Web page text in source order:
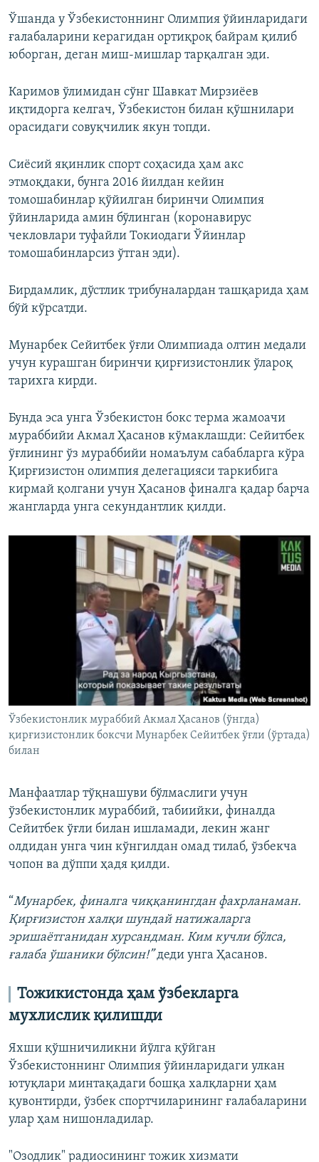
Ўшанда у Ўзбекистоннинг Олимпия ўйинларидаги
ғалабаларини керагидан ортиқроқ байрам қилиб
юборган, деган миш-мишлар тарқалган эди.
Каримов ўлимидан сўнг Шавкат Мирзиёев
иқтидорга келгач, Ўзбекистон билан қўшнилари
орасидаги совуқчилик якун топди.
Сиёсий яқинлик спорт соҳасида ҳам акс
этмоқдаки, бунга 2016 йилдан кейин
томошабинлар қўйилган биринчи Олимпия
ўйинларида амин бўлинган (коронавирус
чекловлари туфайли Токиодаги Ўйинлар
томошабинларсиз ўтган эди).
Бирдамлик, дўстлик трибуналардан ташқарида ҳам
бўй кўрсатди.
Мунарбек Сейитбек ўғли Олимпиада олтин медали
учун курашган биринчи қирғизистонлик ўлароқ
тарихга кирди.
Бунда эса унга Ўзбекистон бокс терма жамоачи
мураббийи Акмал Ҳасанов кўмаклашди: Сейитбек
ўғлининг ўз мураббийи номаълум сабабларга кўра
Қирғизистон олимпия делегацияси таркибига
кирмай қолгани учун Ҳасанов финалга қадар барча
жангларда унга секундантлик қилди.
Ўзбекистонлик мураббий Акмал Ҳасанов (ўнгда)
қирғизистонлик боксчи Мунарбек Сейитбек ўғли (ўртада)
билан
Манфаатлар тўқнашуви бўлмаслиги учун
ўзбекистонлик мураббий, табиийки, финалда
Сейитбек ўғли билан ишламади, лекин жанг
олдидан унга чин кўнгилдан омад тилаб, ўзбекча
чопон ва дўппи ҳадя қилди.
“Мунарбек, финалга чиққанингдан фахрланаман.
Қирғизистон халқи шундай натижаларга
эришаётганидан хурсандман. Ким кучли бўлса,
ғалаба ўшаники бўлсин!”деди унга Ҳасанов.
Тожикистонда ҳам ўзбекларга
мухлислик қилишди
Яхши қўшничиликни йўлга қўйган
Ўзбекистоннинг Олимпия ўйинларидаги улкан
ютуқлари минтақадаги бошқа халқларни ҳам
қувонтирди, ўзбек спортчиларининг ғалабаларини
улар ҳам нишонладилар.
"Озодлик" радиосининг тожик хизмати